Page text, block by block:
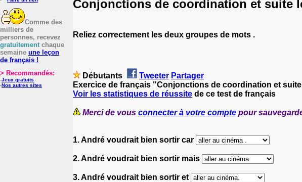
Comme des
milliers de
personnes, recevez
gratuitementchaque
semaine une leçon
de français !
> Recommandés:
-Jeux gratuits
-Nos autres sites
Conjonctions de coordination et suite
Reliez correctement les deux groupes de mots .
Débutants Tweeter Partager
Exercice de français "Conjonctions de coordination et
Voir les statistiques de réussite de ce test de français
Merci de vous connecter à votre compte pour
1. André voudrait bien sortir car
2. André voudrait bien sortir mais
3. André voudrait bien sortir et